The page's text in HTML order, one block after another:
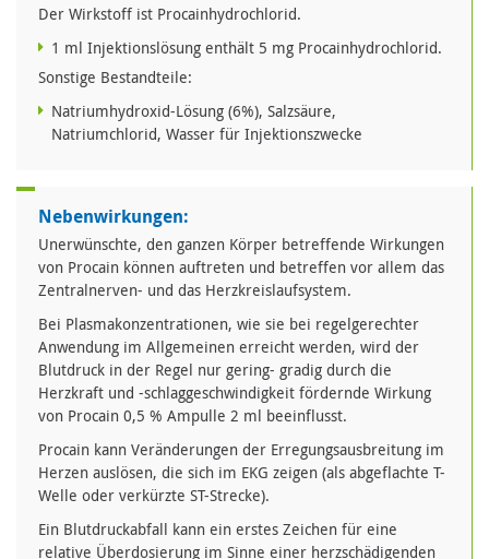
Der Wirkstoff ist Procainhydrochlorid.
1 ml Injektionslösung enthält 5 mg Procainhydrochlorid.
Sonstige Bestandteile:
Natriumhydroxid-Lösung (6%), Salzsäure,
Natriumchlorid, Wasser für Injektionszwecke
Nebenwirkungen:
Unerwünschte, den ganzen Körper betreffende Wirkungen
von Procain können auftreten und betreffen vor allem das
Zentralnerven- und das Herzkreislaufsystem.
Bei Plasmakonzentrationen, wie sie bei regelgerechter
Anwendung im Allgemeinen erreicht werden, wird der
Blutdruck in der Regel nur gering- gradig durch die
Herzkraft und -schlaggeschwindigkeit fördernde Wirkung
von Procain 0,5 % Ampulle 2 ml beeinflusst.
Procain kann Veränderungen der Erregungsausbreitung im
Herzen auslösen, die sich im EKG zeigen (als abgeflachte T-
Welle oder verkürzte ST-Strecke).
Ein Blutdruckabfall kann ein erstes Zeichen für eine
relative Überdosierung im Sinne einer herzschädigenden